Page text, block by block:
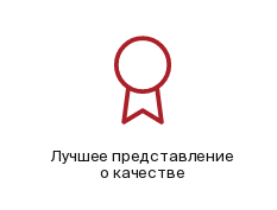
Лучшее представление
о качестве